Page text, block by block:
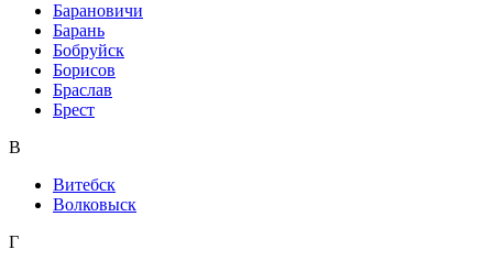
Барановичи
Барань
Бобруйск
Борисов
Браслав
Брест
В
Витебск
Волковыск
Г